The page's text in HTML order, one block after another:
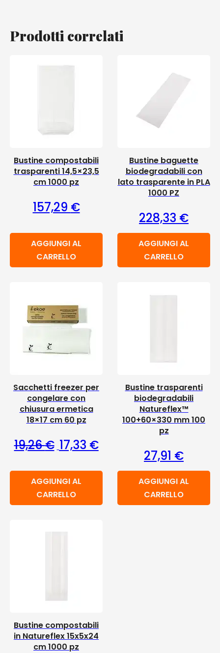
Prodotti correlati
Bustine compostabili
trasparenti 14,5×23,5
cm 1000 pz
157,29 €
AGGIUNGI AL
CARRELLO
Bustine baguette
biodegradabili con
lato trasparente in PLA
1000 PZ
228,33 €
AGGIUNGI AL
CARRELLO
Sacchetti freezer per
congelare con
chiusura ermetica
18×17 cm 60 pz
19,26€ Il prezzo originale era: 19,26 €.
17,33 €Il prezzo attuale è: 17,33 €.
AGGIUNGI AL
CARRELLO
Bustine trasparenti
biodegradabili
Natureflex™
100+60×330 mm 100
pz
27,91 €
AGGIUNGI AL
CARRELLO
Bustine compostabili
in Natureflex 15x5x24
cm 1000 pz